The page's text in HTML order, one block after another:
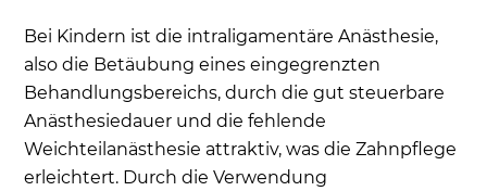
Bei Kindern ist die intraligamentäre Anästhesie,
also die Betäubung eines eingegrenzten
Behandlungsbereichs, durch die gut steuerbare
Anästhesiedauer und die fehlende
Weichteilanästhesie attraktiv, was die Zahnpflege
erleichtert. Durch die Verwendung